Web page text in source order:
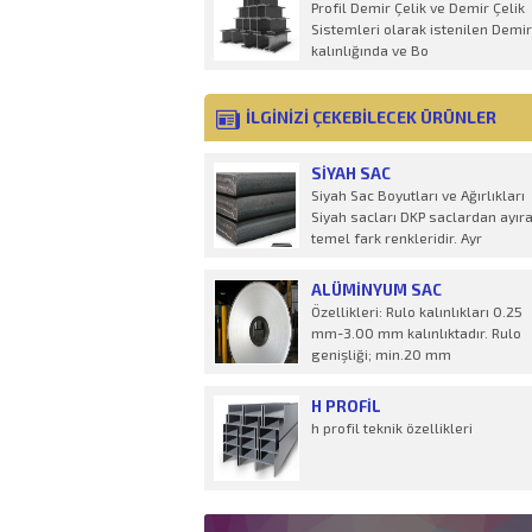
Profil Demir Çelik ve Demir Çelik
Sistemleri olarak istenilen Demir
kalınlığında ve Bo
İLGİNİZİ ÇEKEBİLECEK ÜRÜNLER
SIYAH SAC
Siyah Sac Boyutları ve Ağırlıkları
Siyah sacları DKP saclardan
temel fark renkleridir. Ayr
ALÜMINYUM SAC
Özellikleri: Rulo kalınlıkları 0.25
mm-3.00 mm kalınlıktadır. Rulo
genişliği; min.20 mm
H PROFIL
h profil teknik özellikleri